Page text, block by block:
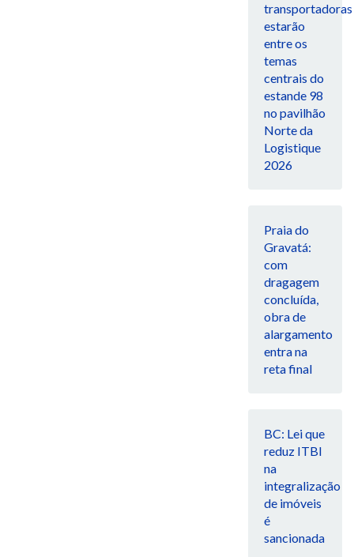
transportadoras
estarão
entre os
temas
centrais do
estande 98
no pavilhão
Norte da
Logistique
2026
Praia do
Gravatá:
com
dragagem
concluída,
obra de
alargamento
entra na
reta final
BC: Lei que
reduz ITBI
na
integralização
de imóveis
é
sancionada